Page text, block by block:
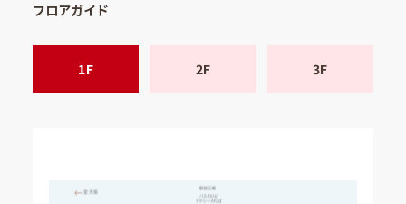
フロアガイド
1F 2F 3F